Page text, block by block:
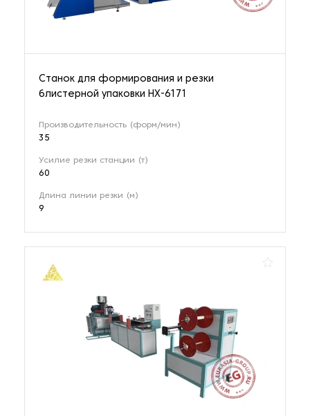
Станок для формирования и резки
блистерной упаковки HX-6171
Производительность (форм/мин)
35
Усилие резки станции (т)
60
Длина линии резки (м)
9